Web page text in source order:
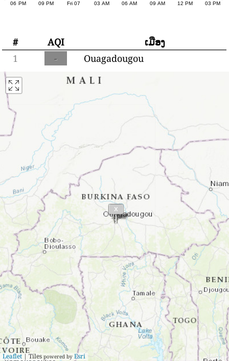
06 PM 09 PM Fri 07 03 AM 06 AM 09 AM 12 PM 03 PM
# AQI
ເມືອງ
1
- Ouagadougou
Leaflet| Tiles powered by Esri